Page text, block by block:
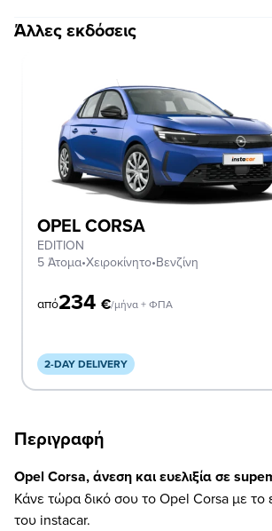
Άλλες εκδόσεις
OPEL CORSA
EDITION
5 Άτομα•Χειροκίνητο•Βενζίνη
από234 €/μήνα + ΦΠΑ
2-DAY DELIVERY
Περιγραφή
Opel Corsa, άνεση και ευελιξία σε
Κάνε τώρα δικό σου το Opel Corsa με το
του instacar.